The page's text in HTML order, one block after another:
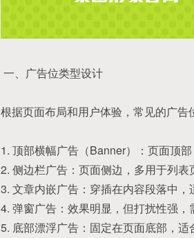
一、广告位类型设计
根据页面布局和用户体验，常见的广告
1. 顶部横幅广告（Banner）：页面顶部
2. 侧边栏广告：页面侧边，多用于列表
3. 文章内嵌广告：穿插在内容段落中，
4. 弹窗广告：效果明显，但打扰性强，
5. 底部漂浮广告：固定在页面底部，适